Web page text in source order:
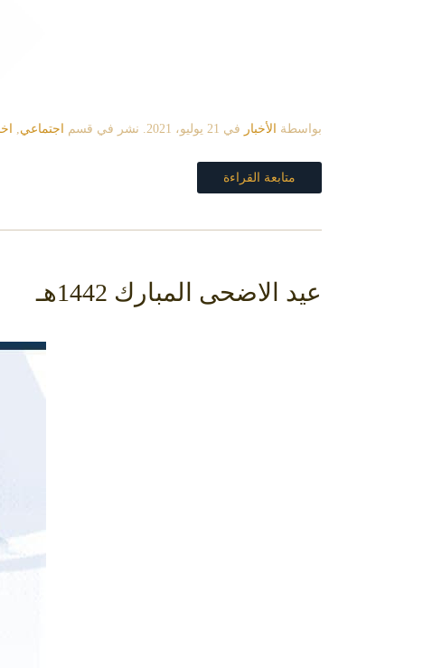
بواسطة الأخبار في 21 يوليو، 2021 . نشر في قسم اجتماعي,
متابعة القراءة
عيد الاضحى المبارك 1442هـ